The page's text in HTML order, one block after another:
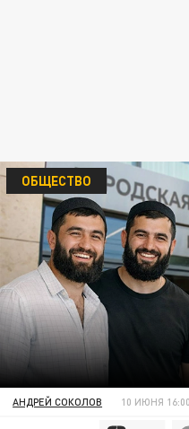
ОБЩЕСТВО
АНДРЕЙ СОКОЛОВ 10 ИЮНЯ 16:00